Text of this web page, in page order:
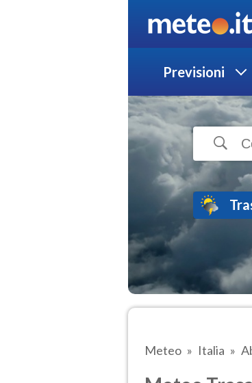
Previsioni
Meteo Italia